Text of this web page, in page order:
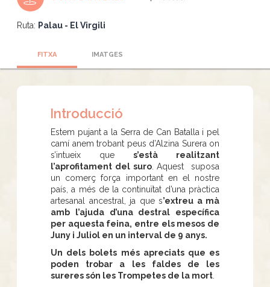
Ruta: Palau - El Virgili
FITXA IMATGES
Introducció
Estem pujant a la Serra de Can Batalla i pel
camí anem trobant peus d’Alzina Surera on
s’intueix que s’està realitzant
l’aprofitament del suro. Aquest suposa
un comerç força important en el nostre
país, a més de la continuïtat d’una pràctica
artesanal ancestral, ja que s’extreu a mà
amb l’ajuda d’una destral específica
per aquesta feina, entre els mesos de
Juny i Juliol en un interval de 9 anys.
Un dels bolets més apreciats que es
poden trobar a les faldes de les
sureres són les Trompetes de la mort